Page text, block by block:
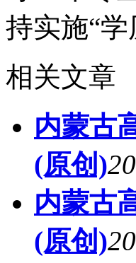
持实施“学
相关文章
内蒙古
(原创)
内蒙古
(原创)